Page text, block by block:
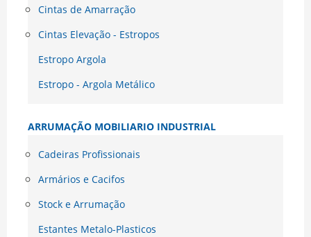
Cintas de Amarração
Cintas Elevação - Estropos
Estropo Argola
Estropo - Argola Metálico
ARRUMAÇÃO MOBILIARIO INDUSTRIAL
Cadeiras Profissionais
Armários e Cacifos
Stock e Arrumação
Estantes Metalo-Plasticos